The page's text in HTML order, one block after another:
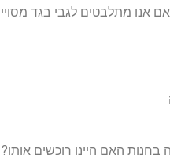
אנו מתלבטים לגבי בגד
בחנות האם היינו רוכשים אותו?